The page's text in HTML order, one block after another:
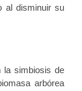
al disminuir su
la simbiosis de
arbórea